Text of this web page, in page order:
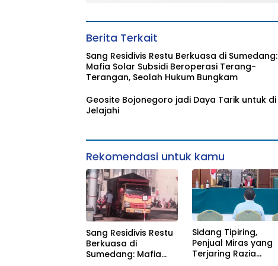
Berita Terkait
Sang Residivis Restu Berkuasa di Sumedang:
Mafia Solar Subsidi Beroperasi Terang-
Terangan, Seolah Hukum Bungkam
Geosite Bojonegoro jadi Daya Tarik untuk di
Jelajahi
Rekomendasi untuk kamu
Sang Residivis Restu
Berkuasa di
Sumedang: Mafia
Sidang Tipiring,
Penjual Miras yang
Terjaring Razia